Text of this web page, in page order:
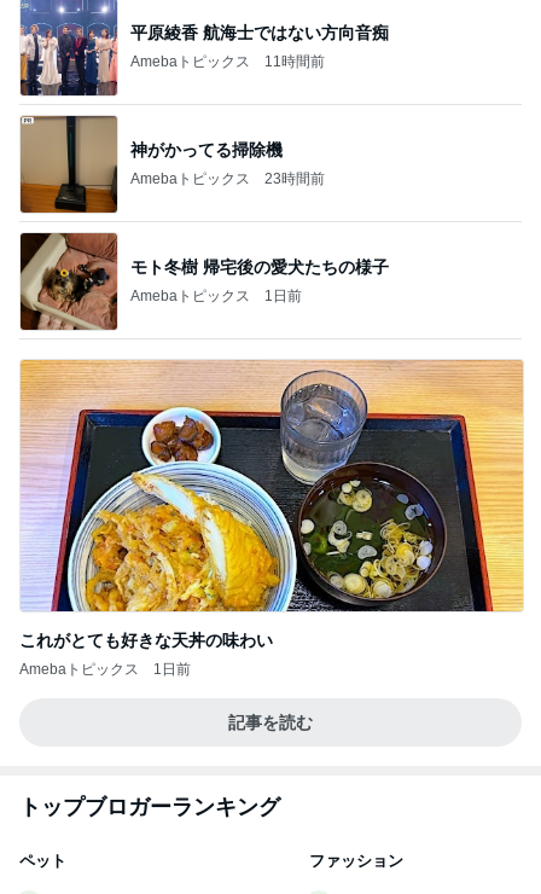
平原綾香 航海士ではない方向音痴
Amebaトピックス 11時間前
神がかってる掃除機
Amebaトピックス 23時間前
モト冬樹 帰宅後の愛犬たちの様子
Amebaトピックス 1日前
これがとても好きな天丼の味わい
Amebaトピックス 1日前
記事を読む
トップブロガーランキング
ペット ファッション